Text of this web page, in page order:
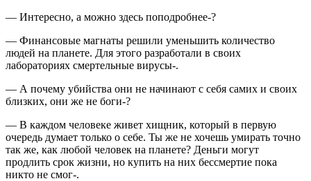
— Интересно, а можно здесь поподробнее-?
— Финансовые магнаты решили уменьшить количество
людей на планете. Для этого разработали в своих
лабораториях смертельные вирусы-.
— А почему убийства они не начинают с себя самих и своих
близких, они же не боги-?
— В каждом человеке живет хищник, который в первую
очередь думает только о себе. Ты же не хочешь умирать точно
так же, как любой человек на планете? Деньги могут
продлить срок жизни, но купить на них бессмертие пока
никто не смог-.